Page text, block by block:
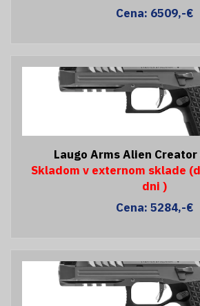
Cena: 6509,-€
Laugo Arms Alien
Skladom v externom sklade
dni )
Cena: 5284,-€